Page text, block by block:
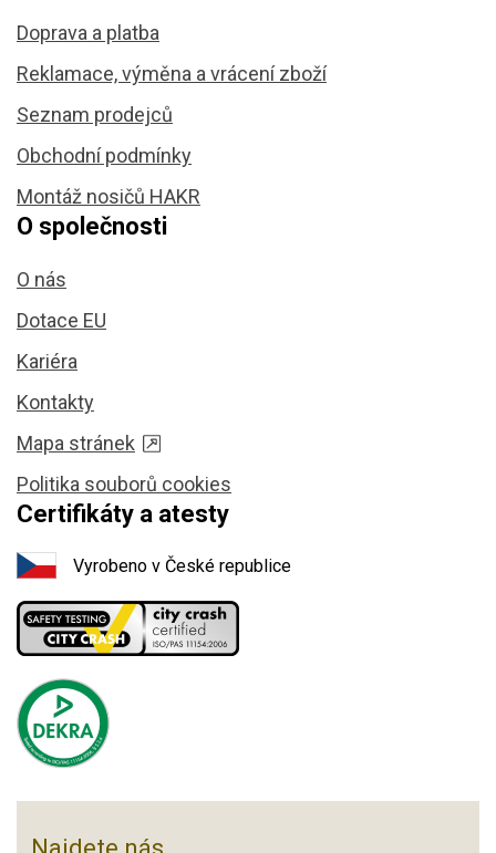
Doprava a platba
Reklamace, výměna a vrácení zboží
Seznam prodejců
Obchodní podmínky
Montáž nosičů HAKR
O společnosti
O nás
Dotace EU
Kariéra
Kontakty
Mapa stránek
Politika souborů cookies
Certifikáty a atesty
Vyrobeno v České republice